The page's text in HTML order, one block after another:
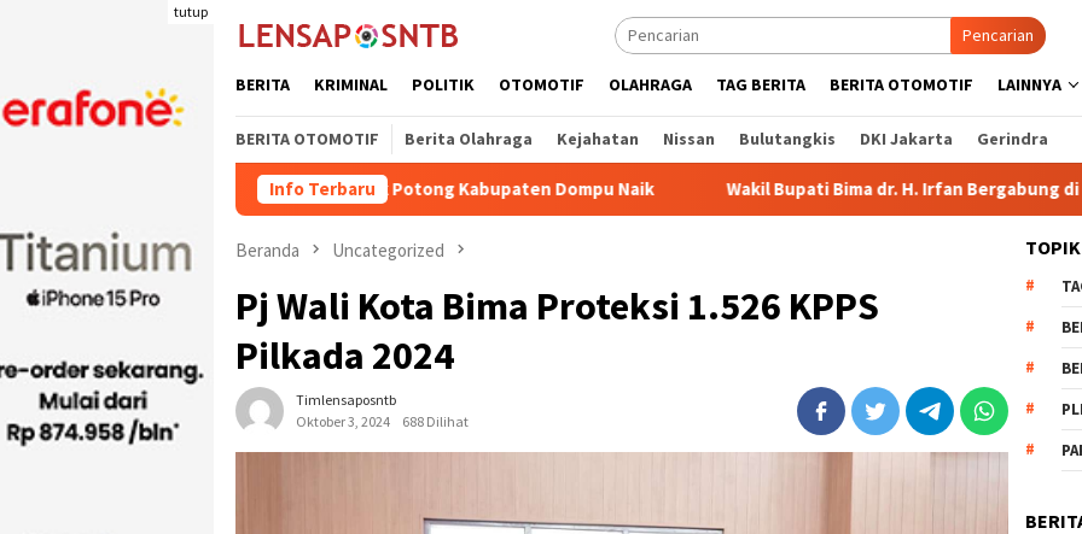
tutup
Pencarian
BERITA KRIMINAL POLITIK OTOMOTIF OLAHRAGA TAG BERITA BERITA OTOMOTIF LAINNYA
BERITA OTOMOTIF Berita Olahraga Kejahatan Nissan Bulutangkis DKI Jakarta Gerindra
Info Terbaru
Kuota Pengiriman Ternak Potong Kabupaten Dompu Naik Wakil Bupati Bima dr. H. Irfan Bergabung di Retreat
Beranda Uncategorized
Pj Wali Kota Bima Proteksi 1.526 KPPS
Pilkada 2024
Timlensaposntb
Oktober 3, 2024
688 Dilihat